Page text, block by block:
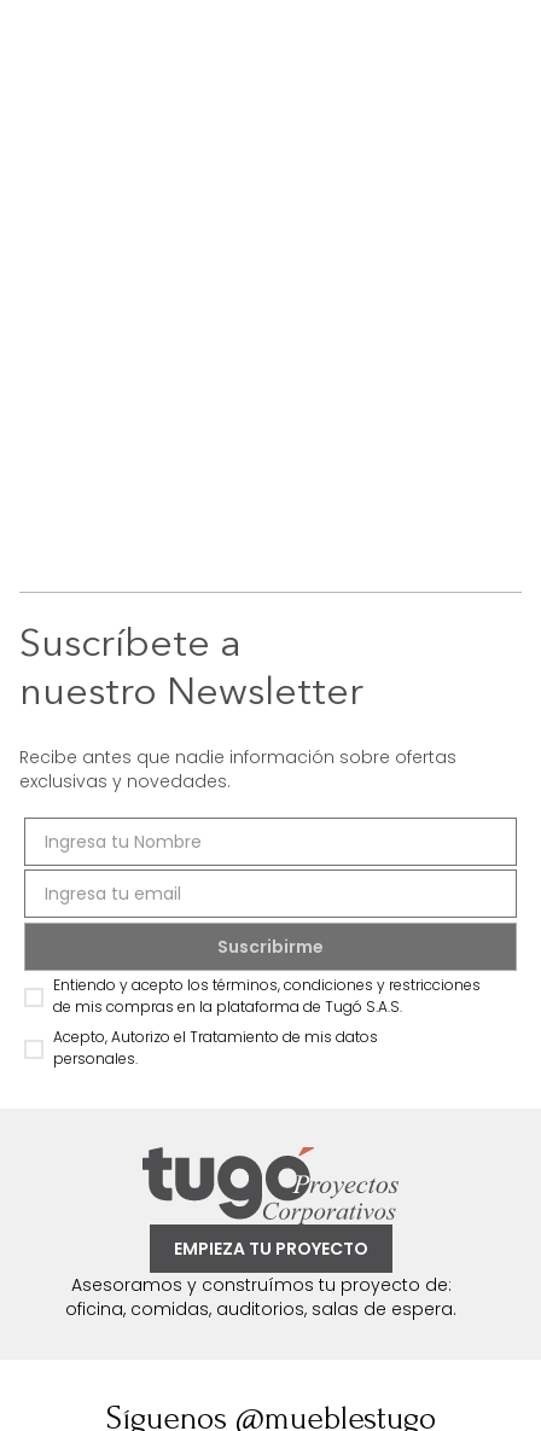
Suscríbete a
nuestro Newsletter
Recibe antes que nadie información sobre ofertas
exclusivas y novedades.
Entiendo y acepto los términos, condiciones y restricciones
de mis compras en la plataforma de Tugó S.A.S.
Acepto, Autorizo el Tratamiento de mis datos
personales.
EMPIEZA TU PROYECTO
Asesoramos y construímos tu proyecto de:
oficina, comidas, auditorios, salas de espera.
Síguenos @mueblestugo